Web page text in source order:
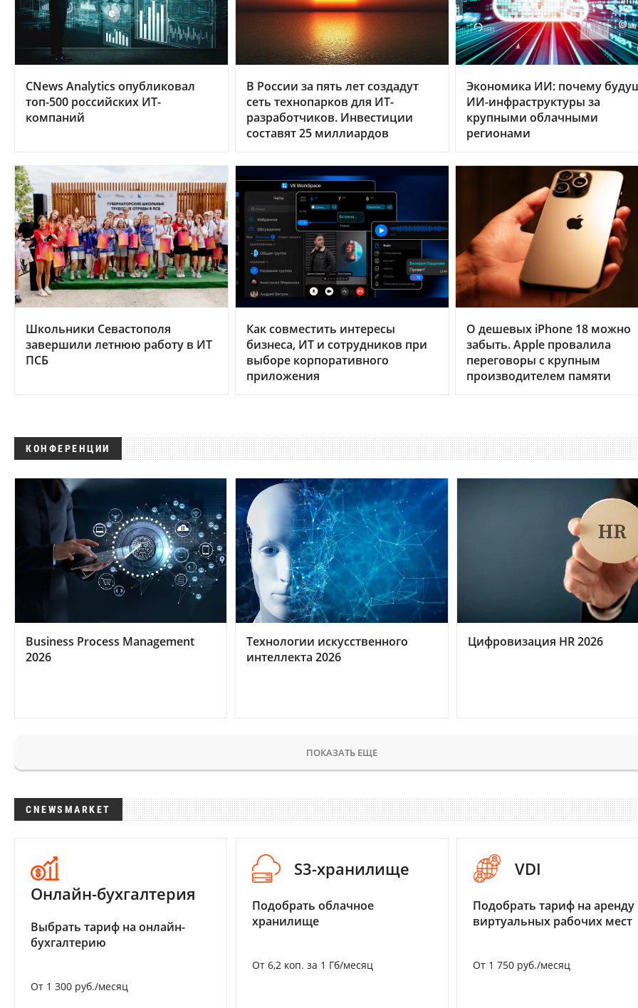
CNews Analytics опубликовал
топ-500 российских ИТ-
компаний
В России за пять лет создадут
сеть технопарков для ИТ-
разработчиков. Инвестиции
составят 25 миллиардов
Экономика ИИ: почему
ИИ-инфраструктуры за
крупными облачными
регионами
Школьники Севастополя
завершили летнюю работу в ИТ
ПСБ
Как совместить интересы
бизнеса, ИТ и сотрудников при
выборе корпоративного
приложения
О дешевых iPhone 18 можно
забыть. Apple провалила
переговоры с крупным
производителем памяти
КОНФЕРЕНЦИИ
Business Process Management
2026
Технологии искусственного
интеллекта 2026
Цифровизация HR 2026
ПОКАЗАТЬ ЕЩЕ
CNEWSMARKET
Онлайн-бухгалтерия
Выбрать тариф на онлайн-
бухгалтерию
От 1 300 руб./месяц
S3-хранилище
Подобрать облачное
хранилище
От 6,2 коп. за 1 Гб/месяц
VDI
Подобрать тариф на аренду
виртуальных рабочих мест
От 1 750 руб./месяц